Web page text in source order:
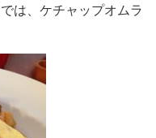
は、ケチャップオムラ